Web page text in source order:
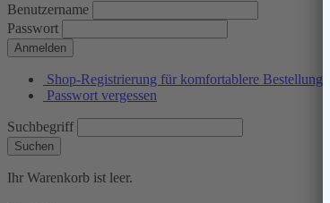
Benutzername
Passwort
Anmelden
Shop-Registrierung für komfortablere Bestellungen
Passwort vergessen
Suchbegriff
Suchen
Ihr Warenkorb ist leer.